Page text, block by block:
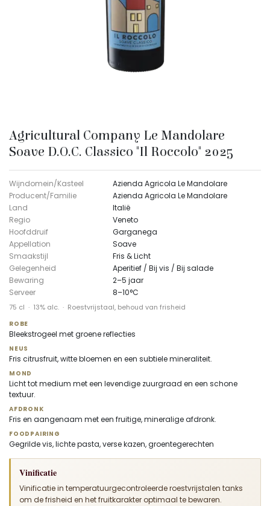
Agricultural Company Le Mandolare
Soave D.O.C. Classico "Il Roccolo" 2025
Wijndomein/Kasteel
Azienda Agricola Le Mandolare
Producent/Familie
Azienda Agricola Le Mandolare
Land
Italië
Regio
Veneto
Hoofddruif
Garganega
Appellation
Soave
Smaakstijl
Fris & Licht
Gelegenheid
Aperitief / Bij vis / Bij salade
Bewaring
2–5 jaar
Serveer
8–10°C
75 cl · 13% alc. · Roestvrijstaal, behoud van frisheid
ROBE
Bleekstrogeel met groene reflecties
NEUS
Fris citrusfruit, witte bloemen en een subtiele mineraliteit.
MOND
Licht tot medium met een levendige zuurgraad en een schone
textuur.
AFDRONK
Fris en aangenaam met een fruitige, mineralige afdronk.
FOODPAIRING
Gegrilde vis, lichte pasta, verse kazen, groentegerechten
Vinificatie
Vinificatie in temperatuurgecontroleerde roestvrijstalen tanks
om de frisheid en het fruitkarakter optimaal te bewaren.